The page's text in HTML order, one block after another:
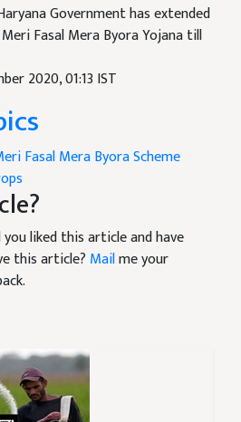
Government has extended
Fasal Mera Byora Yojana till
2020, 01:13 IST
Fasal Mera Byora Scheme
you liked this article and have
this article? Mailme your